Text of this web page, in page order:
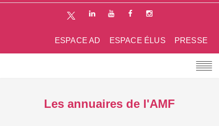
PRESSE
ESPACE ÉLUS
ESPACE AD
Les annuaires de l'AMF